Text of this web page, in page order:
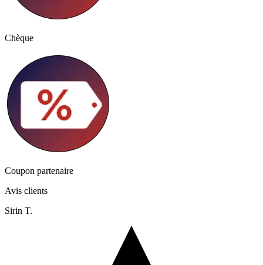
Chèque
Coupon partenaire
Avis clients
Sirin T.